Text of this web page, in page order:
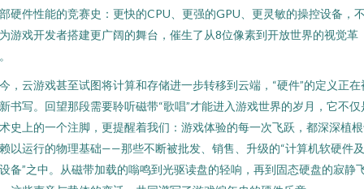
硬件性能的竞赛史：更快的CPU、更强的GPU、更灵敏的操控设备，
游戏开发者搭建更广阔的舞台，催生了从8位像素到开放世界的视觉革
，云游戏甚至试图将计算和存储进一步转移到云端，“硬件”的定义正在
书写。回望那段需要聆听磁带“歌唱”才能进入游戏世界的岁月，它不仅
史上的一个注脚，更提醒着我们：游戏体验的每一次飞跃，都深深植
以运行的物理基础——那些不断被批发、销售、升级的“计算机软硬件
备”之中。从磁带加载的嗡鸣到光驱读盘的轻响，再到固态硬盘的寂静